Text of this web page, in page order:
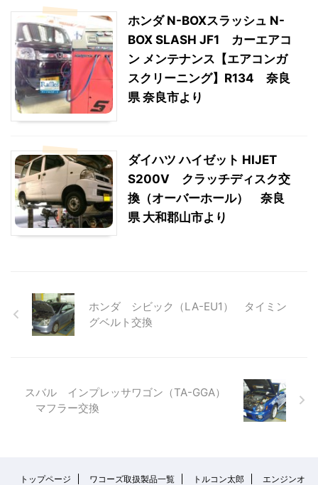
ホンダ N-BOXスラッシュ N-
BOX SLASH JF1 カーエアコ
ン メンテナンス【エアコンガ
スクリーニング】R134 奈良
県 奈良市より
ダイハツ ハイゼット HIJET
S200V クラッチディスク交
換（オーバーホール） 奈良
県 大和郡山市より
ホンダ シビック（LA-EU1） タイミン
グベルト交換
スバル インプレッサワゴン（TA-GGA）
マフラー交換
トップページ ワコーズ取扱製品一覧 トルコン太郎
エンジンオ